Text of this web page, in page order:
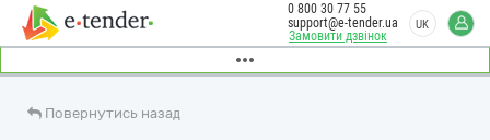
Замовити дзвінок
0 800 30 77 55
support@e-tender.ua
UK
Повернутись назад